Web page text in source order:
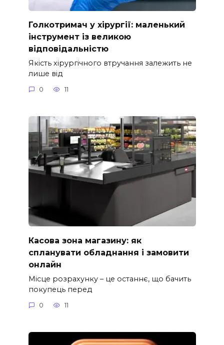
Голкотримач у хірургії: маленький
інструмент із великою
відповідальністю
Якість хірургічного втручання залежить не
лише від
0 11
Касова зона магазину: як
спланувати обладнання і замовити
онлайн
Місце розрахунку – це останнє, що бачить
покупець перед
0 11